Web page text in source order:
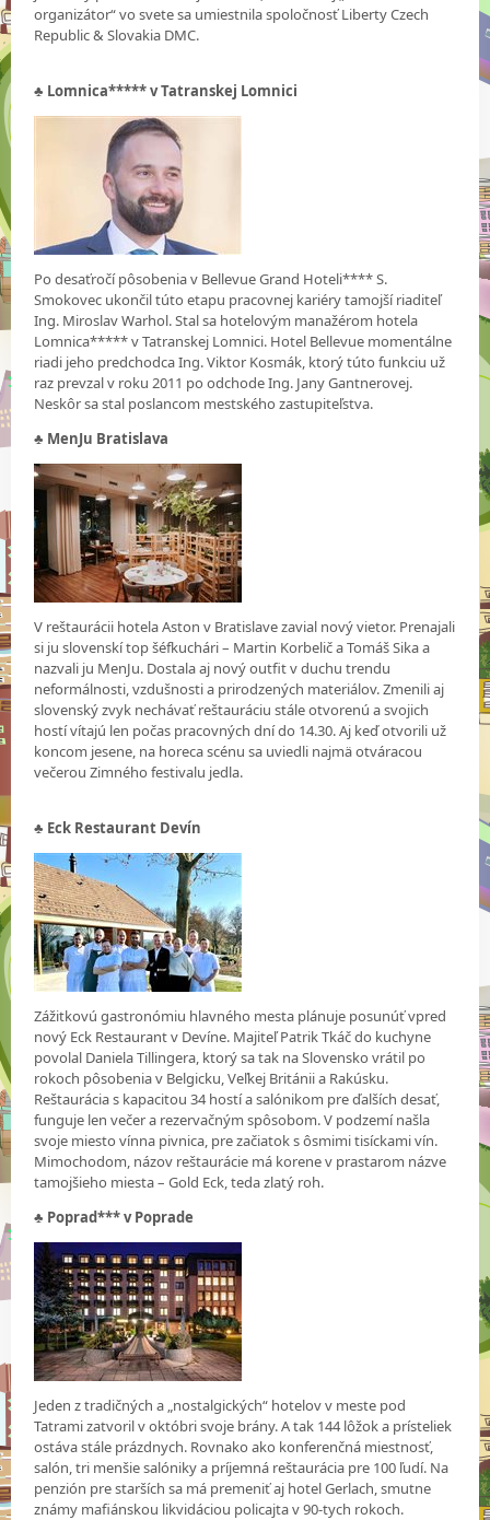
organizátor“ vo svete sa umiestnila spoločnosť Liberty Czech
Republic & Slovakia DMC.
♣ Lomnica***** v Tatranskej Lomnici
Po desaťročí pôsobenia v Bellevue Grand Hoteli**** S.
Smokovec ukončil túto etapu pracovnej kariéry tamojší riaditeľ
Ing. Miroslav Warhol. Stal sa hotelovým manažérom hotela
Lomnica***** v Tatranskej Lomnici. Hotel Bellevue momentálne
riadi jeho predchodca Ing. Viktor Kosmák, ktorý túto funkciu už
raz prevzal v roku 2011 po odchode Ing. Jany Gantnerovej.
Neskôr sa stal poslancom mestského zastupiteľstva.
♣ MenJu Bratislava
V reštaurácii hotela Aston v Bratislave zavial nový vietor. Prenajali
si ju slovenskí top šéfkuchári – Martin Korbelič a Tomáš Sika a
nazvali ju MenJu. Dostala aj nový outfit v duchu trendu
neformálnosti, vzdušnosti a prirodzených materiálov. Zmenili aj
slovenský zvyk nechávať reštauráciu stále otvorenú a svojich
hostí vítajú len počas pracovných dní do 14.30. Aj keď otvorili už
koncom jesene, na horeca scénu sa uviedli najmä otváracou
večerou Zimného festivalu jedla.
♣ Eck Restaurant Devín
Zážitkovú gastronómiu hlavného mesta plánuje posunúť vpred
nový Eck Restaurant v Devíne. Majiteľ Patrik Tkáč do kuchyne
povolal Daniela Tillingera, ktorý sa tak na Slovensko vrátil po
rokoch pôsobenia v Belgicku, Veľkej Británii a Rakúsku.
Reštaurácia s kapacitou 34 hostí a salónikom pre ďalších desať,
funguje len večer a rezervačným spôsobom. V podzemí našla
svoje miesto vínna pivnica, pre začiatok s ôsmimi tisíckami vín.
Mimochodom, názov reštaurácie má korene v prastarom názve
tamojšieho miesta – Gold Eck, teda zlatý roh.
♣ Poprad*** v Poprade
Jeden z tradičných a „nostalgických“ hotelov v meste pod
Tatrami zatvoril v októbri svoje brány. A tak 144 lôžok a prísteliek
ostáva stále prázdnych. Rovnako ako konferenčná miestnosť,
salón, tri menšie salóniky a príjemná reštaurácia pre 100 ľudí. Na
penzión pre starších sa má premeniť aj hotel Gerlach, smutne
známy mafiánskou likvidáciou policajta v 90-tych rokoch.